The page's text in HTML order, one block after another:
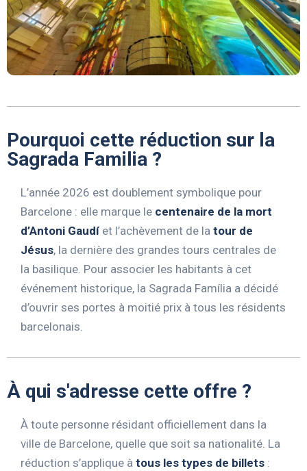
Pourquoi cette réduction sur la
Sagrada Familia ?
L’année 2026 est doublement symbolique pour
Barcelone : elle marque le centenaire de la mort
d’Antoni Gaudí et l’achèvement de la tour de
Jésus, la dernière des grandes tours centrales de
la basilique. Pour associer les habitants à cet
événement historique, la Sagrada Família a décidé
d’ouvrir ses portes à moitié prix à tous les résidents
barcelonais.
À qui s'adresse cette offre ?
À toute personne résidant officiellement dans la
ville de Barcelone, quelle que soit sa nationalité. La
réduction s’applique à tous les types de billets :